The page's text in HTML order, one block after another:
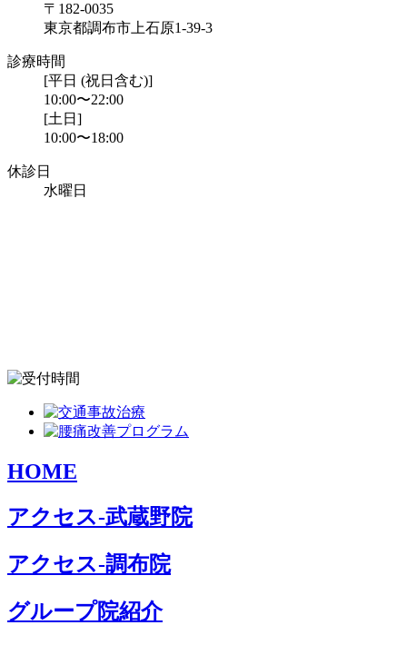
〒182-0035
東京都調布市上石原1-39-3
診療時間
[平日 (祝日含む)]
10:00〜22:00
[土日]
10:00〜18:00
休診日
水曜日
HOME
アクセス-武蔵野院
アクセス-調布院
グループ院紹介